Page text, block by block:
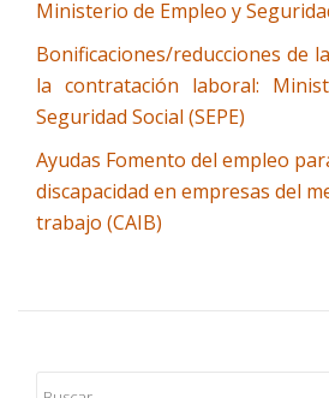
Ministerio de Empleo y
Bonificaciones/reducciones de
la contratación laboral:
Seguridad Social (SEPE)
Ayudas Fomento del empleo
discapacidad en empresas del
trabajo (CAIB)